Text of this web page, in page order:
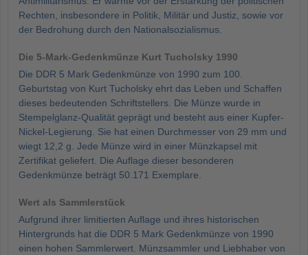
Rechten, insbesondere in Politik, Militär und Justiz, sowie vor
der Bedrohung durch den Nationalsozialismus.
Die 5-Mark-Gedenkmünze Kurt Tucholsky 1990
Die DDR 5 Mark Gedenkmünze von 1990 zum 100.
Geburtstag von Kurt Tucholsky ehrt das Leben und Schaffen
dieses bedeutenden Schriftstellers. Die Münze wurde in
Stempelglanz-Qualität geprägt und besteht aus einer Kupfer-
Nickel-Legierung. Sie hat einen Durchmesser von 29 mm und
wiegt 12,2 g. Jede Münze wird in einer Münzkapsel mit
Zertifikat geliefert. Die Auflage dieser besonderen
Gedenkmünze beträgt 50.171 Exemplare.
Wert als Sammlerstück
Aufgrund ihrer limitierten Auflage und ihres historischen
Hintergrunds hat die DDR 5 Mark Gedenkmünze von 1990
einen hohen Sammlerwert. Münzsammler und Liebhaber von